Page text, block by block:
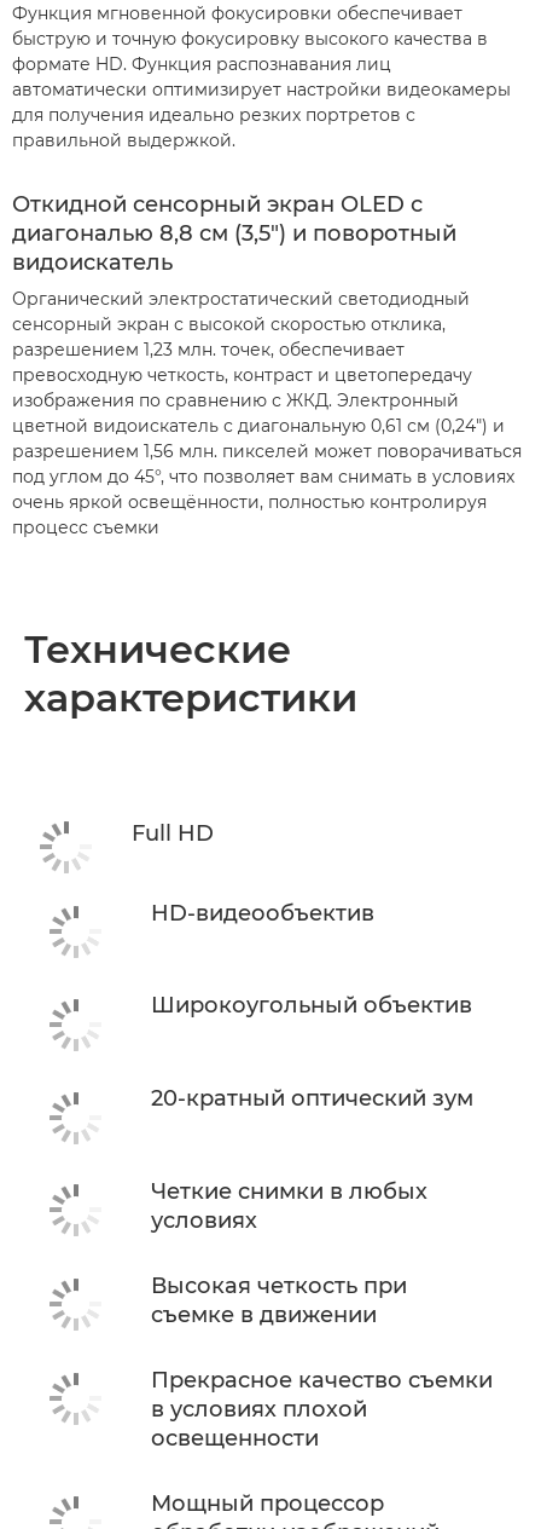
Функция мгновенной фокусировки обеспечивает
быструю и точную фокусировку высокого качества в
формате HD. Функция распознавания лиц
автоматически оптимизирует настройки видеокамеры
для получения идеально резких портретов с
правильной выдержкой.
Откидной сенсорный экран OLED с
диагональю 8,8 см (3,5") и поворотный
видоискатель
Органический электростатический светодиодный
сенсорный экран с высокой скоростью отклика,
разрешением 1,23 млн. точек, обеспечивает
превосходную четкость, контраст и цветопередачу
изображения по сравнению с ЖКД. Электронный
цветной видоискатель с диагональную 0,61 см (0,24") и
разрешением 1,56 млн. пикселей может поворачиваться
под углом до 45°, что позволяет вам снимать в условиях
очень яркой освещённости, полностью контролируя
процесс съемки
Технические
характеристики
Full HD
HD-видеообъектив
Широкоугольный объектив
20-кратный оптический зум
Четкие снимки в любых
условиях
Высокая четкость при
съемке в движении
Прекрасное качество съемки
в условиях плохой
освещенности
Мощный процессор